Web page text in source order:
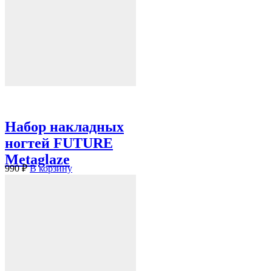
Набор накладных
ногтей FUTURE
Metaglaze
990₽ В корзину